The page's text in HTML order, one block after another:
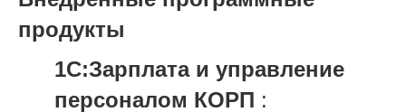
продукты
1С:Зарплата и управление
персоналом КОРП :